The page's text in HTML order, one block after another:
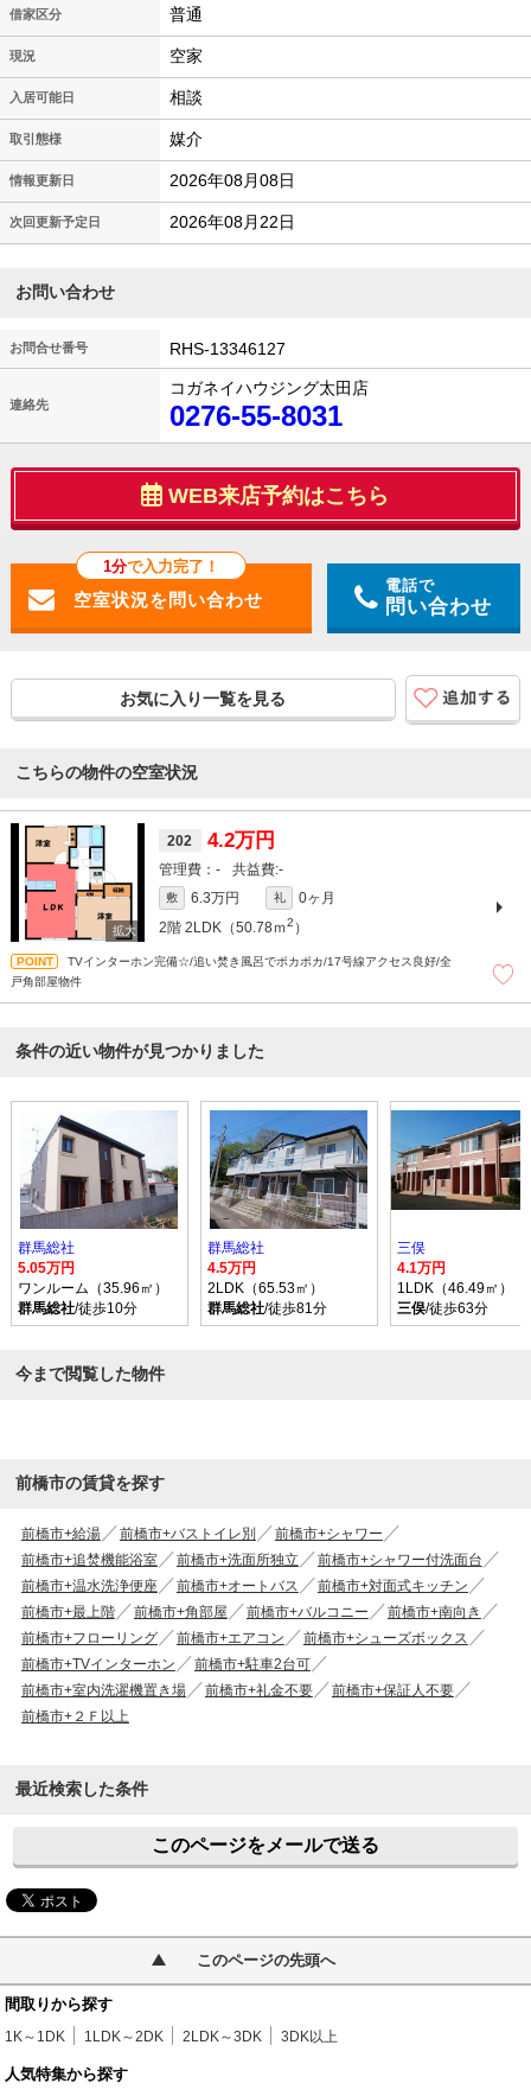
借家区分 普通
現況 空家
入居可能日 相談
取引態様 媒介
情報更新日 2026年08月08日
次回更新予定日 2026年08月22日
お問い合わせ
お問合せ番号 RHS-13346127
連絡先
コガネイハウジング太田店
0276-55-8031
WEB来店予約はこちら
1分で入力完了！
電話で
問い合わせ
お気に入り一覧を見る
こちらの物件の空室状況
202 4.2万円
- -
敷 6.3万円 礼
0ヶ月
2階 2LDK（50.78ｍ2 ）
TVインターホン完備☆/追い焚き風呂でポカポカ/17号線アクセス良好/全
戸角部屋物件
条件の近い物件が見つかりました
群馬総社
5.05万円
ワンルーム（35.96㎡）
群馬総社/徒歩10分
群馬総社
4.5万円
2LDK（65.53㎡）
群馬総社/徒歩81分
三俣
4.1万円
1LDK（46.49㎡）
三俣/徒歩63分
今まで閲覧した物件
前橋市の賃貸を探す
前橋市+給湯 前橋市+バストイレ別
前橋市+シャワー
前橋市+追焚機能浴室
前橋市+洗面所独立
前橋市+シャワー付洗面台
前橋市+温水洗浄便座
前橋市+オートバス
前橋市+対面式キッチン
前橋市+最上階
前橋市+角部屋 前橋市+バルコニー
前橋市+南向き
前橋市+フローリング
前橋市+エアコン
前橋市+シューズボックス
前橋市+TVインターホン
前橋市+駐車2台可
前橋市+室内洗濯機置き場
前橋市+礼金不要
前橋市+保証人不要
前橋市+２Ｆ以上
最近検索した条件
このページをメールで送る
このページの先頭へ
間取りから探す
1K～1DK 1LDK～2DK 2LDK～3DK 3DK以上
人気特集から探す